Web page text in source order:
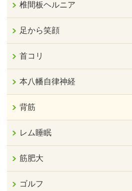
椎間板ヘルニア
足から笑顔
首コリ
本八幡自律神経
背筋
レム睡眠
筋肥大
ゴルフ